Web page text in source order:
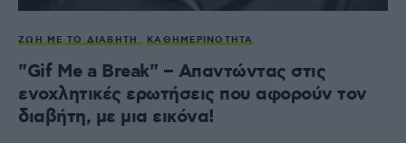
ΖΩΉ ΜΕ ΤΟ ΔΙΑΒΉΤΗ ΚΑΘΗΜΕΡΙΝΌΤΗΤΑ
"Gif Me a Break" – Απαντώντας στις
ενοχλητικές ερωτήσεις που αφορούν τον
διαβήτη, με μια εικόνα!